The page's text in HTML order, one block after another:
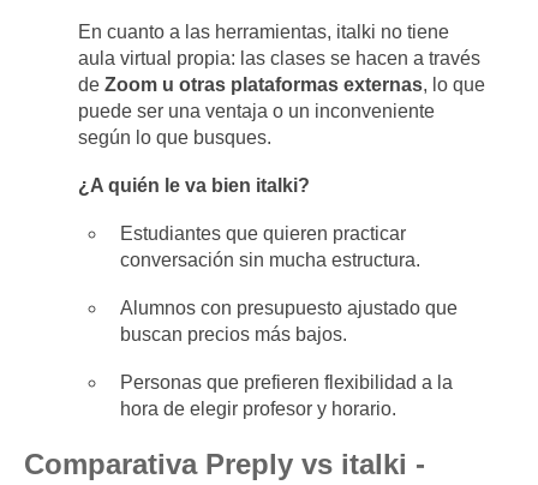
En cuanto a las herramientas, italki no tiene
aula virtual propia: las clases se hacen a través
deZoom u otras plataformas externas, lo que
puede ser una ventaja o un inconveniente
según lo que busques.
¿A quién le va bien italki?
Estudiantes que quieren practicar
conversación sin mucha estructura.
Alumnos con presupuesto ajustado que
buscan precios más bajos.
Personas que prefieren flexibilidad a la
hora de elegir profesor y horario.
Comparativa Preply vs italki -